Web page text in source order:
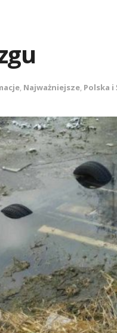
, Najważniejsze, Polska i